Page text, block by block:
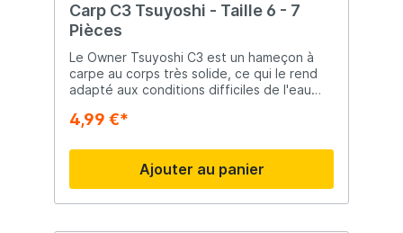
Carp C3 Tsuyoshi - Taille 6 - 7
Pièces
Le Owner Tsuyoshi C3 est un hameçon à
carpe au corps très solide, ce qui le rend
adapté aux conditions difficiles de l'eau
une accrochage rapide et profonde.
4,99 €*
Ajouter au panier